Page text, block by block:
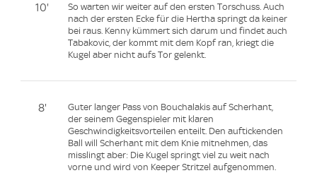
10'
So warten wir weiter auf den ersten Torschuss. Auch
nach der ersten Ecke für die Hertha springt da keiner
bei raus. Kenny kümmert sich darum und findet auch
Tabakovic, der kommt mit dem Kopf ran, kriegt die
Kugel aber nicht aufs Tor gelenkt.
8'
Guter langer Pass von Bouchalakis auf Scherhant,
der seinem Gegenspieler mit klaren
Geschwindigkeitsvorteilen enteilt. Den auftickenden
Ball will Scherhant mit dem Knie mitnehmen, das
misslingt aber: Die Kugel springt viel zu weit nach
vorne und wird von Keeper Stritzel aufgenommen.